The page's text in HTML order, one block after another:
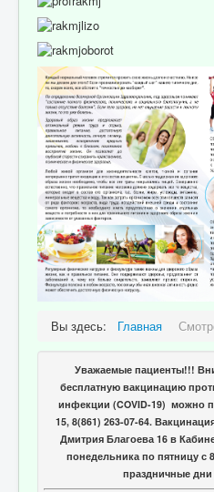
Вы здесь: Главная
Уважаемые пациенты!!!
бесплатную вакцинацию
инфекции (COVID-19) можно
15, 8(861) 263-07-64.
Дмитрия Благоева 16 в
понедельника по пятницу с
праздничные дни